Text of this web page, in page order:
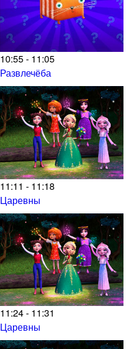
10:55 - 11:05
Развлечёба
11:11 - 11:18
Царевны
11:24 - 11:31
Царевны